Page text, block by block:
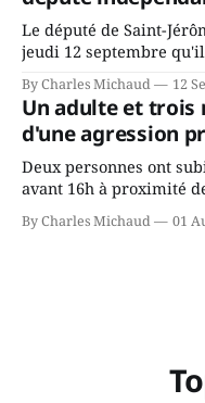
Le député de Saint-
jeudi 12 septembre
Avenir Québec de
gouvernement de la
juge chronique, à offrir
By Charles Michaud 12
Un adulte et trois
d'une agression
Deux personnes ont
avant 16h à proximité
le secteur Bellefeuille
victimes aurait été
By Charles Michaud 01